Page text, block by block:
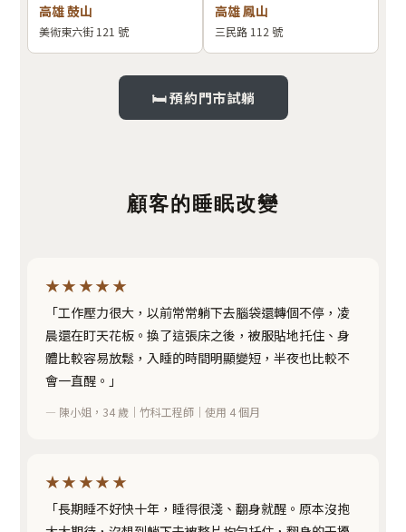
高雄 鼓山
美術東六街 121 號
高雄 鳳山
三民路 112 號
🛏 預約門市試躺
顧客的睡眠改變
★★★★★
「工作壓力很大，以前常常躺下去腦袋還轉個不停，凌
晨還在盯天花板。換了這張床之後，被服貼地托住、身
體比較容易放鬆，入睡的時間明顯變短，半夜也比較不
會一直醒。」
— 陳小姐，34 歲｜竹科工程師｜使用 4 個月
★★★★★
「長期睡不好快十年，睡得很淺、翻身就醒。原本沒抱